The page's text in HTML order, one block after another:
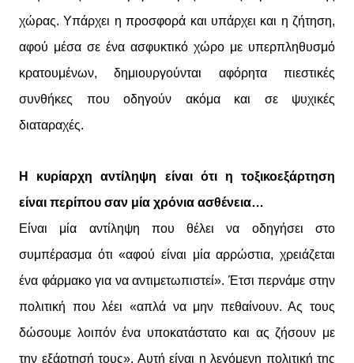
χώρας. Υπάρχει η προσφορά και υπάρχει και η ζήτηση,
αφού μέσα σε ένα ασφυκτικό χώρο με υπερπληθυσμό
κρατουμένων, δημιουργούνται αφόρητα πιεστικές
συνθήκες που οδηγούν ακόμα και σε ψυχικές
διαταραχές.
Η κυρίαρχη αντίληψη είναι ότι η τοξικοεξάρτηση
είναι περίπου σαν μία χρόνια ασθένεια…
Είναι μία αντίληψη που θέλει να οδηγήσει στο
συμπέρασμα ότι «αφού είναι μία αρρώστια, χρειάζεται
ένα φάρμακο για να αντιμετωπιστεί». Έτσι περνάμε στην
πολιτική που λέει «απλά να μην πεθαίνουν. Ας τους
δώσουμε λοιπόν ένα υποκατάστατο και ας ζήσουν με
την εξάρτησή τους». Αυτή είναι η λεγόμενη πολιτική της